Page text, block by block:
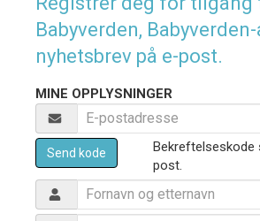
Babyverden,
nyhetsbrev på e-post.
MINE OPPLYSNINGER
Send kode
Bekreftelseskode
post.